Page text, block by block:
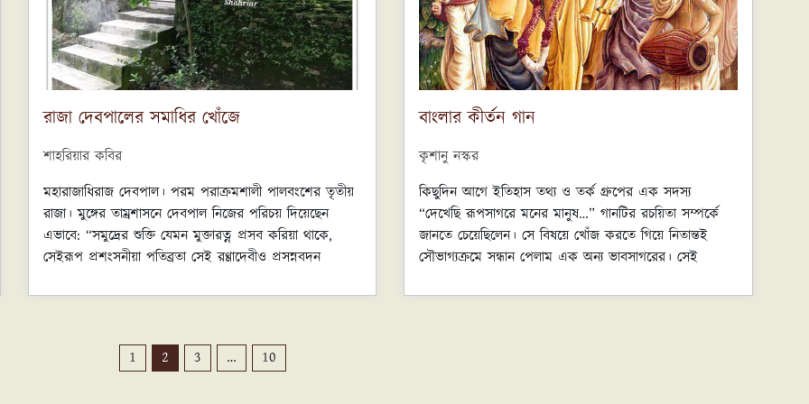
রাজা দেবপালের সমাধির খোঁজে
শাহরিয়ার কবির
মহারাজাধিরাজ দেবপাল। পরম পরাক্রমশালী পালবংশের তৃতীয়
রাজা। মুঙ্গের তাম্রশাসনে দেবপাল নিজের পরিচয় দিয়েছেন
এভাবে: “সমুদ্রের শুক্তি যেমন মুক্তারত্ন প্রসব করিয়া থাকে,
সেইরূপ প্রশংসনীয়া পতিব্রতা সেই রণ্ণাদেবীও প্রসন্নবদন
বাংলার কীর্তন গান
কৃশানু নস্কর
কিছুদিন আগে ইতিহাস তথ্য ও তর্ক গ্রুপের এক সদস্য
“দেখেছি রূপসাগরে মনের মানুষ…” গানটির রচয়িতা সম্পর্কে
জানতে চেয়েছিলেন। সে বিষয়ে খোঁজ করতে গিয়ে নিতান্তই
সৌভাগ্যক্রমে সন্ধান পেলাম এক অন্য ভাবসাগরের। সেই
ভাগ করে নেওয়ার উদ্দেশ্যেই এই লেখার অবতারণা। কীর্তন
PAGE
1 PAGE
2 PAGE
3 … PAGE
10